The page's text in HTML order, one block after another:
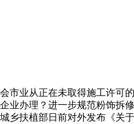
业从正在未取得施工许可
办理？进一步规范粉饰
扶植部日前对外发布《